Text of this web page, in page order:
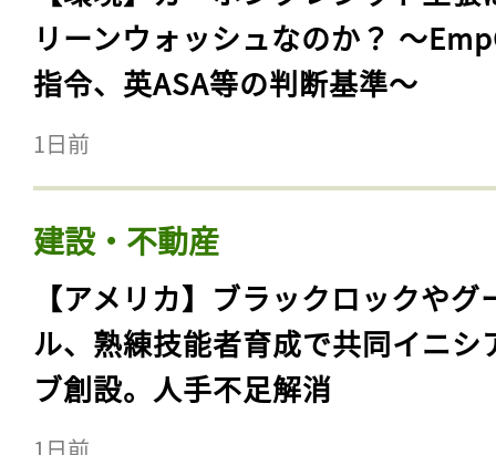
リーンウォッシュなのか？ 〜
指令、英ASA等の判断基準〜
1日前
建設・不動産
【アメリカ】ブラックロックやグ
ル、熟練技能者育成で共同イニシ
ブ創設。人手不足解消